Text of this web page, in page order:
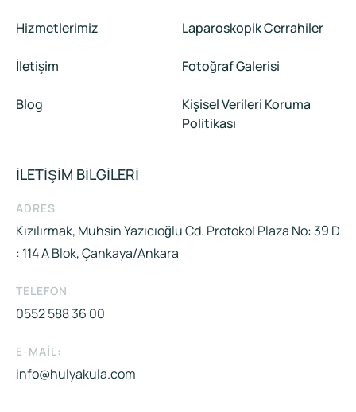
Hizmetlerimiz
İletişim
Blog
Laparoskopik Cerrahiler
Fotoğraf Galerisi
Kişisel Verileri Koruma
Politikası
İLETİŞİM BİLGİLERİ
ADRES
Kızılırmak, Muhsin Yazıcıoğlu Cd. Protokol Plaza No: 39 D
: 114 A Blok, Çankaya/Ankara
TELEFON
0552 588 36 00
E-MAIL:
info@hulyakula.com